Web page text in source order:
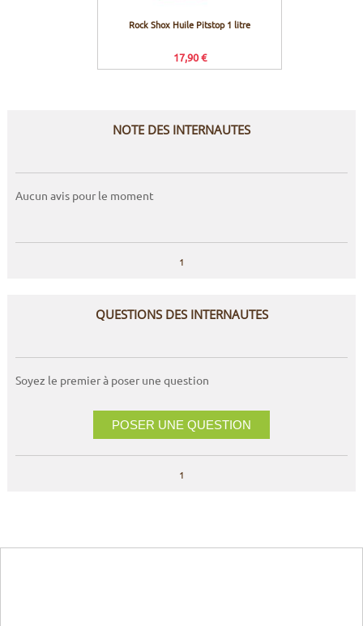
Rock Shox Huile Pitstop 1 litre
17,90 €
NOTE DES INTERNAUTES
Aucun avis pour le moment
1
QUESTIONS DES INTERNAUTES
Soyez le premier à poser une question
POSER UNE QUESTION
1